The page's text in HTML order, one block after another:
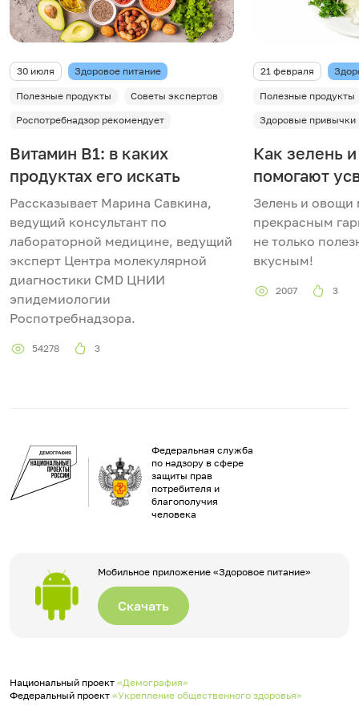
т
и
в
д
е
о
30 июля Здоровое питание
Полезные продукты
Советы экспертов
Роспотребнадзор рекомендует
Витамин В1: в каких
продуктах его искать
Рассказывает Марина Савкина,
ведущий консультант по
лабораторной медицине, ведущий
эксперт Центра молекулярной
диагностики CMD ЦНИИ
эпидемиологии
Роспотребнадзора.
54278 3
21 февраля
Полезные продукты
Здоровые привычки
Как зелень
помогают
Зелень и овощи
прекрасным
не только
вкусным!
2007 3
Федеральная служба
по надзору в сфере
защиты прав
потребителя и
благополучия
человека
Мобильное приложение «Здоровое питание»
Скачать
Национальный проект «Демография»
Федеральный проект «Укрепление общественного здоровья»